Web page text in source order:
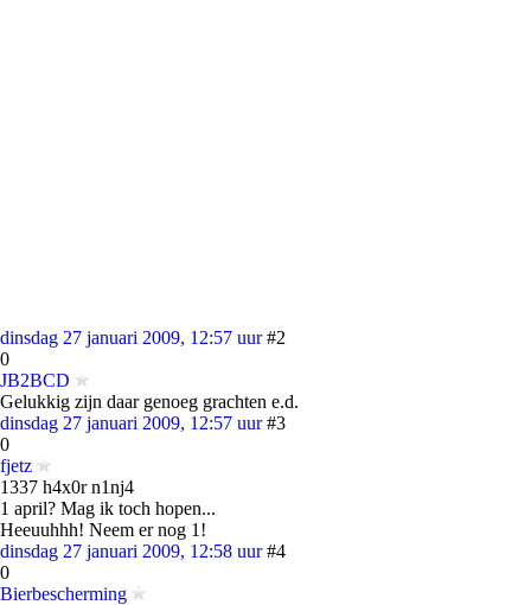
dinsdag 27 januari 2009, 12:57 uur #2
0
JB2BCD
Gelukkig zijn daar genoeg grachten e.d.
dinsdag 27 januari 2009, 12:57 uur #3
0
fjetz
1337 h4x0r n1nj4
1 april? Mag ik toch hopen...
Heeuuhhh! Neem er nog 1!
dinsdag 27 januari 2009, 12:58 uur #4
0
Bierbescherming